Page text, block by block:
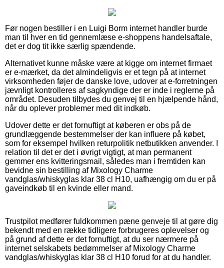
Før nogen bestiller i en Luigi Borm internet handler burde
man til hver en tid gennemlæse e-shoppens handelsaftale,
det er dog tit ikke særlig spændende.
Alternativet kunne måske være at kigge om internet firmaet
er e-mærket, da det almindeligvis er et tegn på at internet
virksomheden føjer de danske love, udover at e-forretningen
jævnligt kontrolleres af sagkyndige der er inde i reglerne på
området. Desuden tilbydes du genvej til en hjælpende hånd,
når du oplever problemer med dit indkøb.
Udover dette er det fornuftigt at køberen er obs på de
grundlæggende bestemmelser der kan influere på købet,
som for eksempel hvilken returpolitik netbutikken anvender. I
relation til det er det i øvrigt vigtigt, at man permanent
gemmer ens kvitteringsmail, således man i fremtiden kan
bevidne sin bestilling af Mixology Charme
vandglas/whiskyglas klar 38 cl H10, uafhængig om du er på
gaveindkøb til en kvinde eller mand.
Trustpilot medfører fuldkommen pæne genveje til at gøre dig
bekendt med en række tidligere forbrugeres oplevelser og
på grund af dette er det fornuftigt, at du ser nærmere på
internet selskabets bedømmelser af Mixology Charme
vandglas/whiskyglas klar 38 cl H10 forud for at du handler.